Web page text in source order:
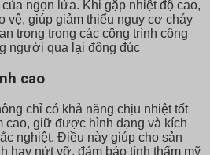
ngọn lửa. Khi gặp nhiệt độ cao,
vệ, giúp giảm thiểu nguy cơ cháy
trọng trong các công trình công
người qua lại đông đúc
cao
chỉ có khả năng chịu nhiệt tốt
cao, giữ được hình dạng và kích
nghiệt. Điều này giúp cho sản
hay nứt vỡ, đảm bảo tính thẩm mỹ